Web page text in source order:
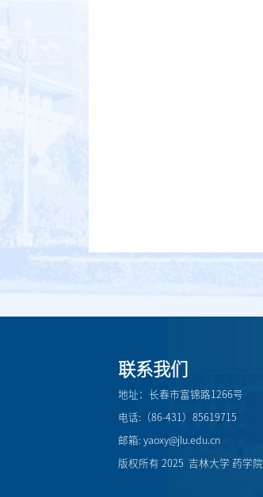
联系我们
地址：长春市富锦路1266号
电话:（86-431）85619715
邮箱: yaoxy@jlu.edu.cn
版权所有 2025 吉林大学 药学院